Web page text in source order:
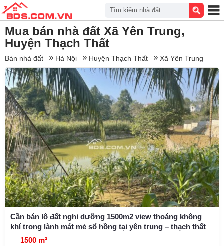
Mua bán nhà đất Xã Yên Trung,
Huyện Thạch Thất
Bán nhà đất Hà Nội Huyện Thạch Thất Xã Yên Trung
Cần bán lô đất nghỉ dưỡng 1500m2 view thoáng không
khí trong lành mát mẻ sổ hồng tại yên trung – thạch thất
1500 m²
Tìm kiếm nhà đất